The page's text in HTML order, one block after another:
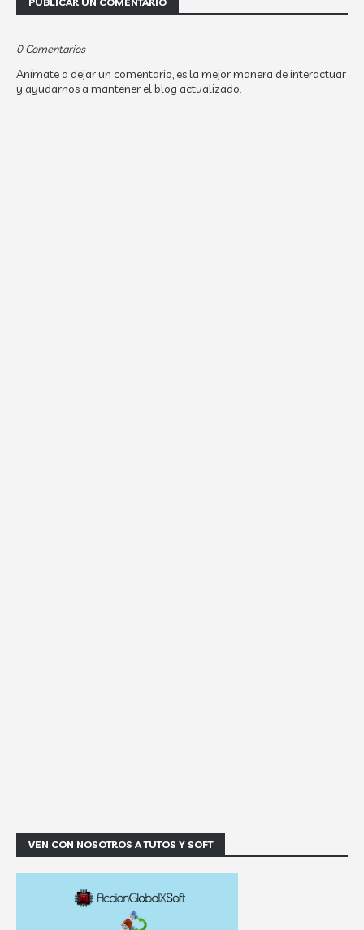
0 Comentarios
Anímate a dejar un comentario, es la mejor manera de interactuar
y ayudarnos a mantener el blog actualizado.
VEN CON NOSOTROS A TUTOS Y SOFT